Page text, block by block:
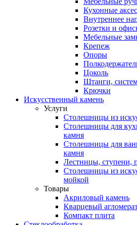
Кухонные
Внутреннее
Розетки и
Мебельные
Крепеж
Опоры
Цоколь
Штанги,
Крючки
Искусственный камень
Услуги
Столешницы из
Столешницы для
камня
Столешницы для
камня
Лестницы, ступени,
Столешницы из
мойкой
Товары
Акриловый камень
Кварцевый
Компакт плита